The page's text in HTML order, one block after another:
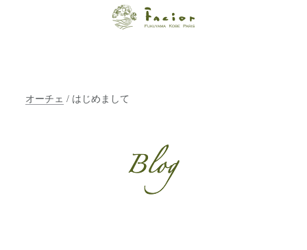
ン ファシオー
輝く美をトータ
ルでご提案しま
す。
オーチェ / はじめまして